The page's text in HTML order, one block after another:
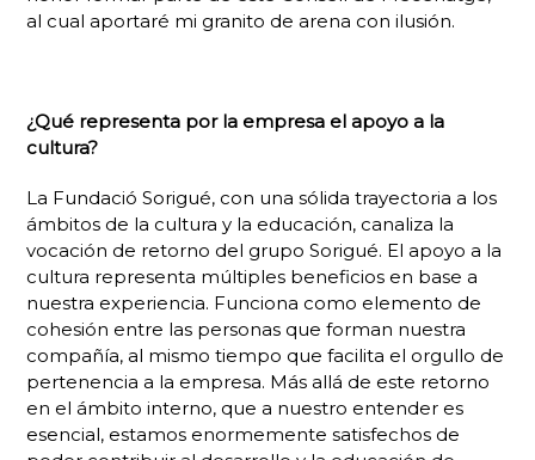
al cual aportaré mi granito de arena con ilusión.
¿Qué representa por la empresa el apoyo a la
cultura?
La Fundació Sorigué, con una sólida trayectoria a los
ámbitos de la cultura y la educación, canaliza la
vocación de retorno del grupo Sorigué. El apoyo a la
cultura representa múltiples beneficios en base a
nuestra experiencia. Funciona como elemento de
cohesión entre las personas que forman nuestra
compañía, al mismo tiempo que facilita el orgullo de
pertenencia a la empresa. Más allá de este retorno
en el ámbito interno, que a nuestro entender es
esencial, estamos enormemente satisfechos de